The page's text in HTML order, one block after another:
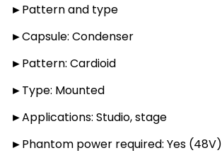
►Pattern and type
►Capsule: Condenser
►Pattern: Cardioid
►Type: Mounted
►Applications: Studio, stage
►Phantom power required: Yes (48V)